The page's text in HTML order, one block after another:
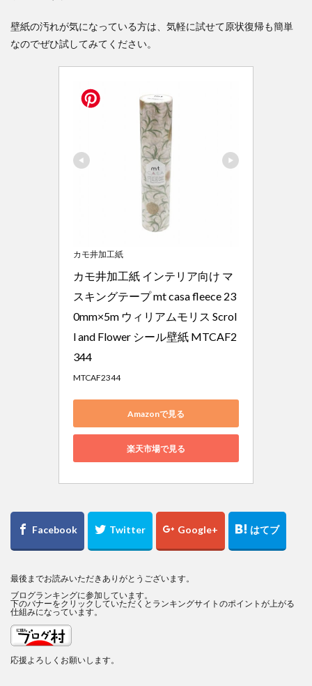
壁紙の汚れが気になっている方は、気軽に試せて原状復帰も簡単
なのでぜひ試してみてください。
カモ井加工紙
カモ井加工紙 インテリア向け マ
スキングテープ mt casa fleece 23
0mm×5m ウィリアムモリス Scrol
l and Flower シール壁紙 MTCAF2
344
MTCAF2344
Amazonで見る
楽天市場で見る
最後までお読みいただきありがとうございます。
ブログランキングに参加しています。
下のバナーをクリックしていただくとランキングサイトのポイントが上がる
仕組みになっています。
応援よろしくお願いします。